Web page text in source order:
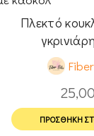
Πλεκτό
ΠΡΟΣΘΉΚΗ